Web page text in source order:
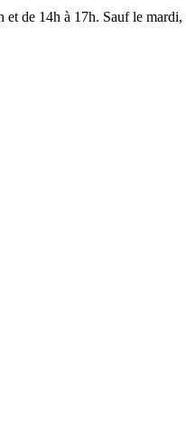
de 14h à 17h. Sauf le